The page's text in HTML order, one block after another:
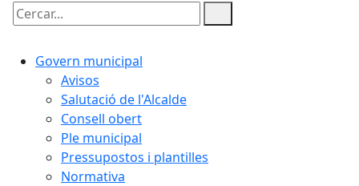
Cercar:
Govern municipal
Avisos
Salutació de l'Alcalde
Consell obert
Ple municipal
Pressupostos i plantilles
Normativa